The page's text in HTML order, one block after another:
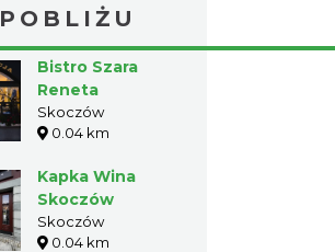
POBLIŻU
Bistro Szara
Reneta
Skoczów
0.04 km
Kapka Wina
Skoczów
Skoczów
0.04 km